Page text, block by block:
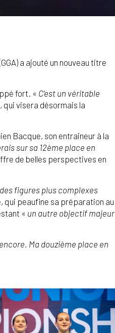
a ajouté un nouveau titre
fort. « C’est un véritable
qui visera désormais la
Bacque, son entraineur à la
sur sa 12ème place en
de belles perspectives en
figures plus complexes
qui peaufine sa préparation au
« un autre objectif majeur
Ma douzième place en